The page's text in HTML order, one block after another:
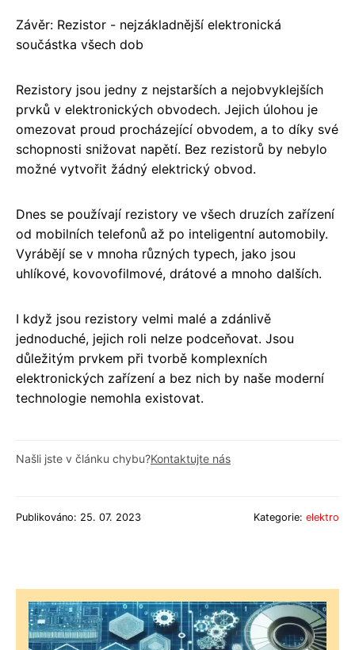
Závěr: Rezistor - nejzákladnější elektronická
součástka všech dob
Rezistory jsou jedny z nejstarších a nejobvyklejších
prvků v elektronických obvodech. Jejich úlohou je
omezovat proud procházející obvodem, a to díky své
schopnosti snižovat napětí. Bez rezistorů by nebylo
možné vytvořit žádný elektrický obvod.
Dnes se používají rezistory ve všech druzích zařízení
od mobilních telefonů až po inteligentní automobily.
Vyrábějí se v mnoha různých typech, jako jsou
uhlíkové, kovovofilmové, drátové a mnoho dalších.
I když jsou rezistory velmi malé a zdánlivě
jednoduché, jejich roli nelze podceňovat. Jsou
důležitým prvkem při tvorbě komplexních
elektronických zařízení a bez nich by naše moderní
technologie nemohla existovat.
Našli jste v článku chybu?Kontaktujte nás
Publikováno: 25. 07. 2023 Kategorie: elektro